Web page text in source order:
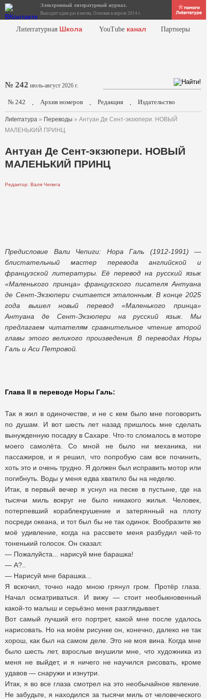
Электронный литературный журнал.
Выходит один раз в месяц. Основан в апреле 2014 г.
Лиterraтурная Школа YouTube канал Партнеры
№ 242 июль-август 2026 г.
№ 242 . Архив номеров . Редакция . Издательство
Лиterraтура » Переводы » Антуан Де Сент-экзюпери. НОВЫЙ
МАЛЕНЬКИЙ ПРИНЦ
Антуан Де Сент-экзюпери. НОВЫЙ
МАЛЕНЬКИЙ ПРИНЦ
Редактор: Валя Чепига
Предисловие Вали Чепиги: Нора Галь (1912-1991) —
блистательный мастер перевода английской и
французской литературы. Её перевод на русский язык
«Маленького принца» французского писателя Антуана
де Сент-Экзюпери считается эталонным.В конце 2025
года вышел новый перевод «Маленького принца»
Антуана де Сент-Экзюпери на русский язык. Мы
предлагаем читателям сравнительное чтение второй
главы этого великого произведения. В переводах Норы
Галь и Аси Петровой.
Глава II в переводе Норы Галь:
Так я жил в одиночестве, и не с кем было мне поговорить
по душам. И вот шесть лет назад пришлось мне сделать
вынужденную посадку в Сахаре. Что-то сломалось в моторе
моего самолёта. Со мной не было ни механика, ни
пассажиров, и я решил, что попробую сам все починить,
хоть это и очень трудно. Я должен был исправить мотор или
погибнуть. Воды у меня едва хватило бы на неделю.
Итак, в первый вечер я уснул на песке в пустыне, где на
тысячи миль вокруг не было никакого жилья. Человек,
потерпевший кораблекрушение и затерянный на плоту
посреди океана, и тот был бы не так одинок. Вообразите же
моё удивление, когда на рассвете меня разбудил чей-то
тоненький голосок. Он сказал:
— Пожалуйста... нарисуй мне барашка!
— А?..
— Нарисуй мне барашка...
Я вскочил, точно надо мною грянул гром. Протёр глаза.
Начал осматриваться. И вижу — стоит необыкновенный
какой-то малыш и серьёзно меня разглядывает.
Вот самый лучший его портрет, какой мне после удалось
нарисовать. Но на моём рисунке он, конечно, далеко не так
хорош, как был на самом деле. Это не моя вина. Когда мне
было шесть лет, взрослые внушили мне, что художника из
меня не выйдет, и я ничего не научился рисовать, кроме
удавов — снаружи и изнутри.
Итак, я во все глаза смотрел на это необычайное явление.
Не забудьте, я находился за тысячи миль от человеческого